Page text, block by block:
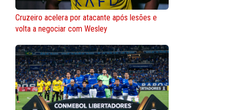
Cruzeiro acelera por atacante após lesões e
volta a negociar com Wesley